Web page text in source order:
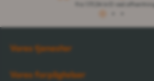
fra 1.111,54 krD ved
1
Vores tjenester
Vores forpligtelser